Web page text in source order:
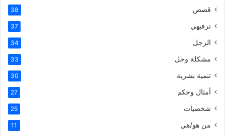
قصص 38
ترفيهي 37
الرجل 34
مشكلة وحل 33
تنمية بشرية 30
أمثال وحكم 27
شخصيات 25
من هو/هي 11